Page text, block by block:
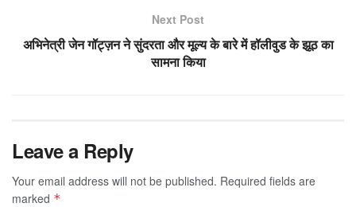
Next Post
अभिनेत्री जेन गॉट्ज़न ने सुंदरता और मूल्य के बारे में हॉलीवुड के झूठ का
सामना किया
Leave a Reply
Your email address will not be published. Required fields are
marked *